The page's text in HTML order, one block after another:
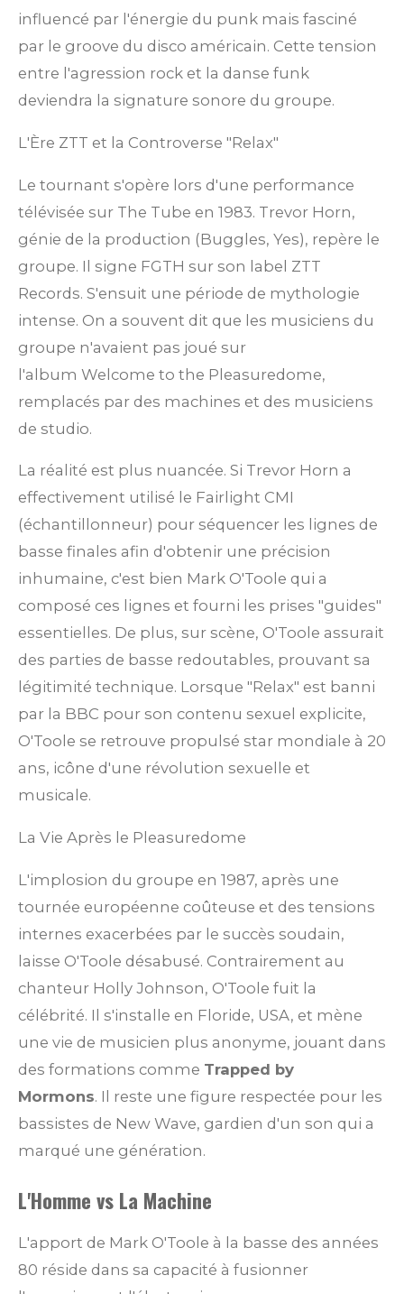
influencé par l'énergie du punk mais fasciné
par le groove du disco américain. Cette tension
entre l'agression rock et la danse funk
deviendra la signature sonore du groupe.
L'Ère ZTT et la Controverse "Relax"
Le tournant s'opère lors d'une performance
télévisée sur The Tube en 1983. Trevor Horn,
génie de la production (Buggles, Yes), repère le
groupe. Il signe FGTH sur son label ZTT
Records. S'ensuit une période de mythologie
intense. On a souvent dit que les musiciens du
groupe n'avaient pas joué sur
l'album Welcome to the Pleasuredome,
remplacés par des machines et des musiciens
de studio.
La réalité est plus nuancée. Si Trevor Horn a
effectivement utilisé le Fairlight CMI
(échantillonneur) pour séquencer les lignes de
basse finales afin d'obtenir une précision
inhumaine, c'est bien Mark O'Toole qui a
composé ces lignes et fourni les prises "guides"
essentielles. De plus, sur scène, O'Toole assurait
des parties de basse redoutables, prouvant sa
légitimité technique. Lorsque "Relax" est banni
par la BBC pour son contenu sexuel explicite,
O'Toole se retrouve propulsé star mondiale à 20
ans, icône d'une révolution sexuelle et
musicale.
La Vie Après le Pleasuredome
L'implosion du groupe en 1987, après une
tournée européenne coûteuse et des tensions
internes exacerbées par le succès soudain,
laisse O'Toole désabusé. Contrairement au
chanteur Holly Johnson, O'Toole fuit la
célébrité. Il s'installe en Floride, USA, et mène
une vie de musicien plus anonyme, jouant dans
des formations comme Trapped by
Mormons. Il reste une figure respectée pour les
bassistes de New Wave, gardien d'un son qui a
marqué une génération.
L'Homme vs La Machine
L'apport de Mark O'Toole à la basse des années
80 réside dans sa capacité à fusionner